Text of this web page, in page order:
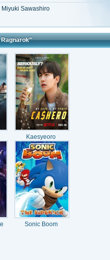
Miyuki Sawashiro
Ragnarok"
Kaesyeoro
Sonic Boom